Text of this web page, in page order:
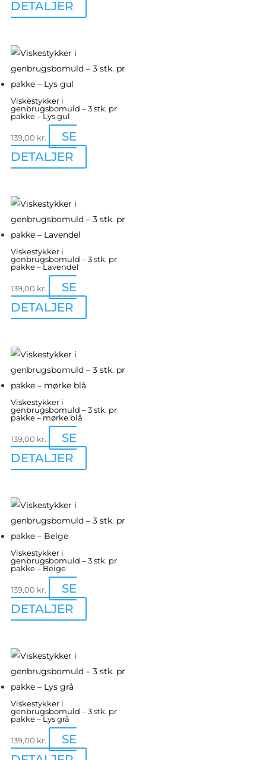
DETALJER
Viskestykker i
genbrugsbomuld – 3 stk. pr
pakke – Lys gul
139,00 kr.
SE
DETALJER
Viskestykker i
genbrugsbomuld – 3 stk. pr
pakke – Lavendel
139,00 kr.
SE
DETALJER
Viskestykker i
genbrugsbomuld – 3 stk. pr
pakke – mørke blå
139,00 kr.
SE
DETALJER
Viskestykker i
genbrugsbomuld – 3 stk. pr
pakke – Beige
139,00 kr.
SE
DETALJER
Viskestykker i
genbrugsbomuld – 3 stk. pr
pakke – Lys grå
139,00 kr.
SE